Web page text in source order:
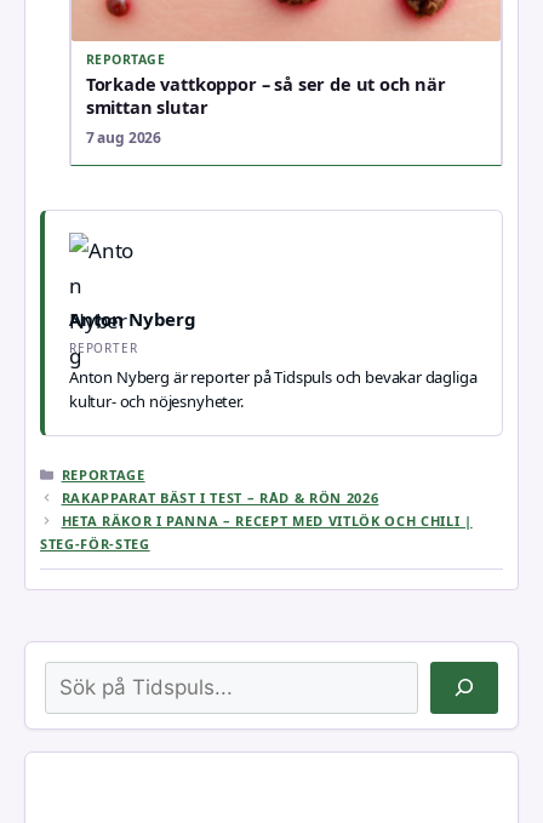
REPORTAGE
Torkade vattkoppor – så ser de ut och när
smittan slutar
7 aug 2026
Anton Nyberg
REPORTER
Anton Nyberg är reporter på Tidspuls och bevakar dagliga
kultur- och nöjesnyheter.
KATEGORIER
REPORTAGE
RAKAPPARAT BÄST I TEST – RÅD & RÖN 2026
HETA RÄKOR I PANNA – RECEPT MED VITLÖK OCH CHILI |
STEG-FÖR-STEG
Sök